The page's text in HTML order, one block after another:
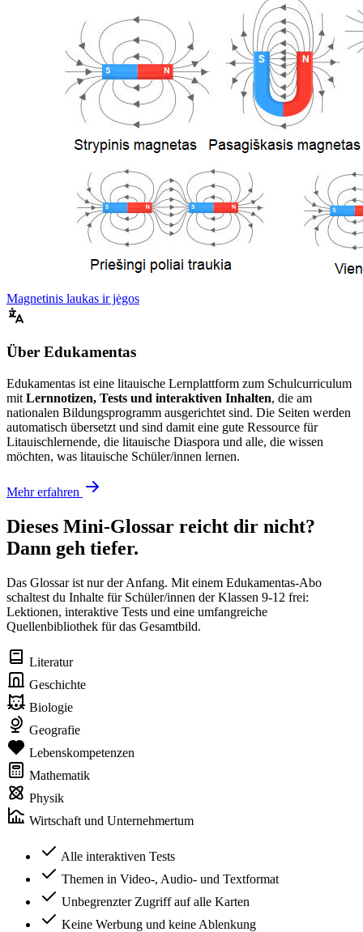
Magnetinis laukas ir jėgos
Über Edukamentas
Edukamentas ist eine litauische Lernplattform zum Schulcurriculum
mit Lernnotizen, Tests und interaktiven Inhalten, die am
nationalen Bildungsprogramm ausgerichtet sind. Die Seiten werden
automatisch übersetzt und sind damit eine gute Ressource für
Litauischlernende, die litauische Diaspora und alle, die wissen
möchten, was litauische Schüler/innen lernen.
Mehr erfahren
Dieses Mini-Glossar reicht dir nicht?
Dann geh tiefer.
Das Glossar ist nur der Anfang. Mit einem Edukamentas-Abo
schaltest du Inhalte für Schüler/innen der Klassen 9-12 frei:
Lektionen, interaktive Tests und eine umfangreiche
Quellenbibliothek für das Gesamtbild.
Literatur
Geschichte
Biologie
Geografie
Lebenskompetenzen
Mathematik
Physik
Wirtschaft und Unternehmertum
Alle interaktiven Tests
Themen in Video-, Audio- und Textformat
Unbegrenzter Zugriff auf alle Karten
Keine Werbung und keine Ablenkung